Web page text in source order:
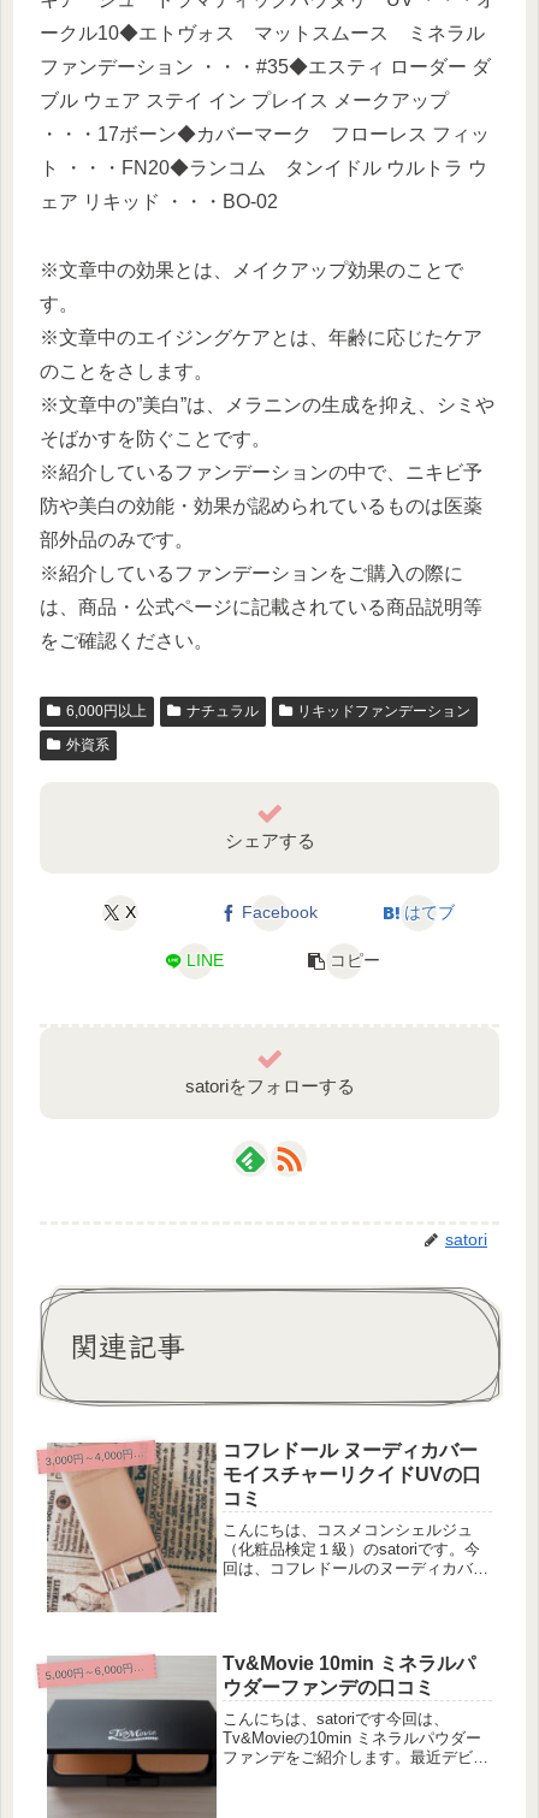
ークル10◆エトヴォス マットスムース ミネラル
ファンデーション ・・・#35◆エスティ ローダー ダ
ブル ウェア ステイ イン プレイス メークアップ
・・・17ボーン◆カバーマーク フローレス フィッ
ト ・・・FN20◆ランコム タンイドル ウルトラ ウ
ェア リキッド ・・・BO-02
※文章中の効果とは、メイクアップ効果のことで
す。
※文章中のエイジングケアとは、年齢に応じたケア
のことをさします。
※文章中の”美白”は、メラニンの生成を抑え、シミや
そばかすを防ぐことです。
※紹介しているファンデーションの中で、ニキビ予
防や美白の効能・効果が認められているものは医薬
部外品のみです。
※紹介しているファンデーションをご購入の際に
は、商品・公式ページに記載されている商品説明等
をご確認ください。
6,000円以上 ナチュラル
リキッドファンデーション
外資系
シェアする
X Facebook はてブ
LINE コピー
satoriをフォローする
satori
関連記事
3
,000円～4,000円未満
コフレドール ヌーディカバー
モイスチャーリクイドUVの口
コミ
こんにちは、コスメコンシェルジュ
（化粧品検定１級）のsatoriです。今
回は、コフレドールのヌーディカバー
5
,000円～6,000円未満
Tv&Movie 10min ミネラルパ
ウダーファンデの口コミ
こんにちは、satoriです今回は、
Tv&Movieの10min ミネラルパウダー
ファンデをご紹介します。最近デビュ